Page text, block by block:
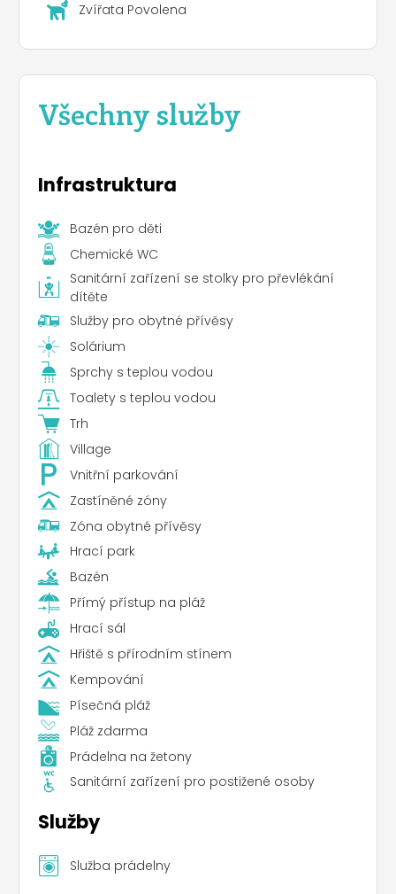
Zvířata Povolena
Všechny služby
Infrastruktura
Bazén pro děti
Chemické WC
Sanitární zařízení se stolky pro převlékání
dítěte
Služby pro obytné přívěsy
Solárium
Sprchy s teplou vodou
Toalety s teplou vodou
Trh
Village
Vnitřní parkování
Zastíněné zóny
Zóna obytné přívěsy
Hrací park
Bazén
Přímý přístup na pláž
Hrací sál
Hřiště s přírodním stínem
Kempování
Písečná pláž
Pláž zdarma
Prádelna na žetony
Sanitární zařízení pro postižené osoby
Služby
Služba prádelny